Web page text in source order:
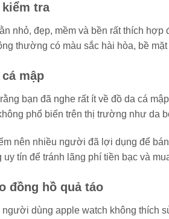
kiểm tra
nhỏ, đẹp, mềm và bền rất thích
thường có màu sắc hài hòa, bề
mập
bạn đã nghe rất ít về đồ da cá
phổ biến trên thị trường như da
nên nhiều người đã lợi dụng để
uy tín để tránh lãng phí tiền bạc và
đồng hồ quả táo
dùng apple watch không thích